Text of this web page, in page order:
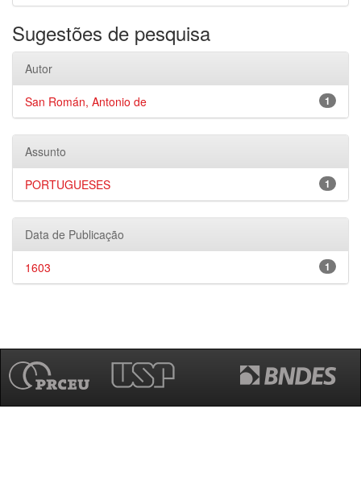
Sugestões de pesquisa
Autor
1
San Román, Antonio de
Assunto
1
PORTUGUESES
Data de Publicação
1
1603